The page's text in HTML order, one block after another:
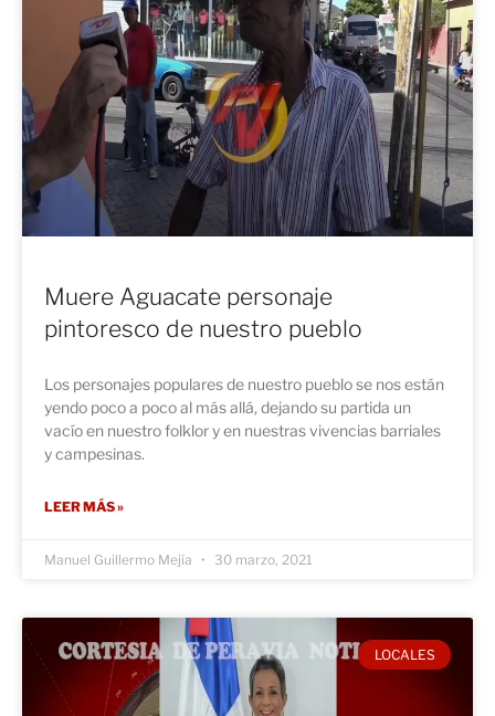
Muere Aguacate personaje
pintoresco de nuestro pueblo
Los personajes populares de nuestro pueblo se nos están
yendo poco a poco al más allá, dejando su partida un
vacío en nuestro folklor y en nuestras vivencias barriales
y campesinas.
LEER MÁS »
Manuel Guillermo Mejía 30 marzo, 2021
LOCALES